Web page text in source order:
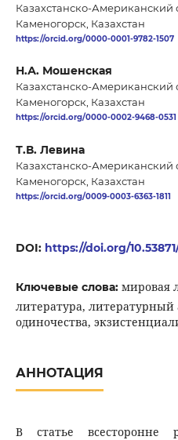
Казахстанско-Американский
Каменогорск, Казахстан
https://orcid.org/0000-0001-9782-1507
Н.А. Мошенская
Казахстанско-Американский
Каменогорск, Казахстан
https://orcid.org/0000-0002-9468-0531
Т.В. Левина
Казахстанско-Американский
Каменогорск, Казахстан
https://orcid.org/0009-0003-6363-1811
DOI: https://doi.org/
Ключевые слова: мировая
литература,
одиночества,
АННОТАЦИЯ
В статье всесторонне